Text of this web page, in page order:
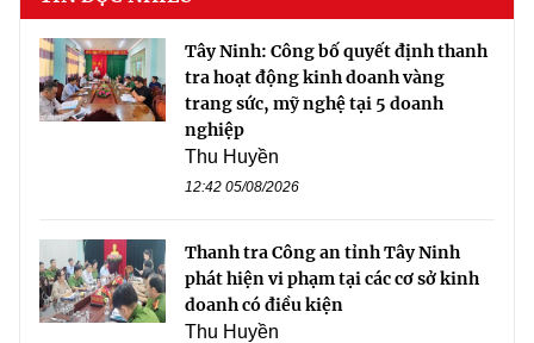
Tây Ninh: Công bố quyết định thanh
tra hoạt động kinh doanh vàng
trang sức, mỹ nghệ tại 5 doanh
nghiệp
Thu Huyền
12:42 05/08/2026
Thanh tra Công an tỉnh Tây Ninh
phát hiện vi phạm tại các cơ sở kinh
doanh có điều kiện
Thu Huyền